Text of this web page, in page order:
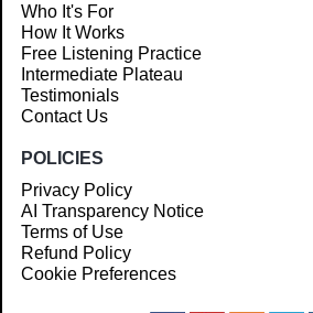
Who It's For
How It Works
Free Listening Practice
Intermediate Plateau
Testimonials
Contact Us
POLICIES
Privacy Policy
AI Transparency Notice
Terms of Use
Refund Policy
Cookie Preferences